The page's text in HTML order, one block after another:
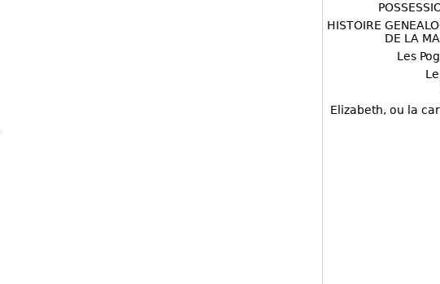
HISTOIRE
DE LA
Les
Elizabeth, ou la